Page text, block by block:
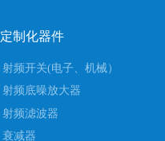
射频开关(电子、机械）
射频底噪放大器
射频滤波器
衰减器
定制化器件